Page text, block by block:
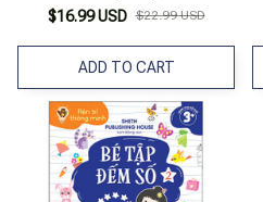
$16.99 USD $22.99 USD
ADD TO CART